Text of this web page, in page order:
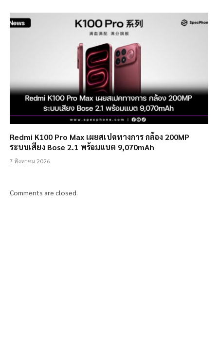
Redmi K100 Pro Max เผยสเปคทางการ กล้อง 200MP
ระบบเสียง Bose 2.1 พร้อมแบต 9,070mAh
7 สิงหาคม 2026
Comments are closed.